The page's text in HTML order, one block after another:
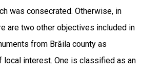
was consecrated. Otherwise, in
are two other objectives included in
from Brăila county as
local interest. One is classified as an